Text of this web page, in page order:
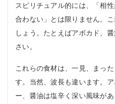
スピリチュアル的には、「相
合わない」とは限りません。
しょう。たとえばアボカド、
さい。
これらの食材は、一見、まっ
す。当然、波長も違います。
ー、醤油は塩辛く深い風味が